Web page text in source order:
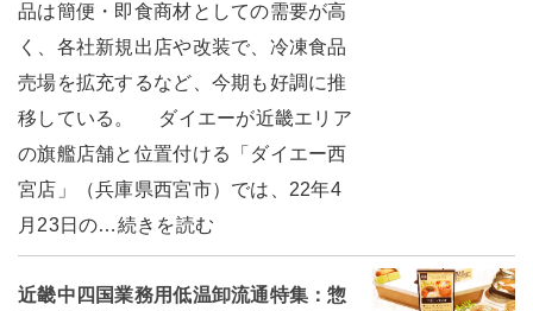
品は簡便・即食商材としての需要が高
く、各社新規出店や改装で、冷凍食品
売場を拡充するなど、今期も好調に推
移している。 ダイエーが近畿エリア
の旗艦店舗と位置付ける「ダイエー西
宮店」（兵庫県西宮市）では、22年4
月23日の…続きを読む
近畿中四国業務用低温卸流通特集：惣